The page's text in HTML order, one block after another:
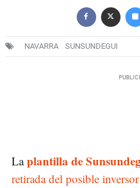
NAVARRA SUNSUNDEGUI
La plantilla de
retirada del posible